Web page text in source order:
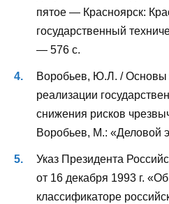
пятое — Красноярск:
государственный
— 576 с.
Воробьев, Ю.Л. /
реализации
снижения рисков
Воробьев, М.: «Деловой
Указ Президента
от 16 декабря 1993 г.
классификаторе